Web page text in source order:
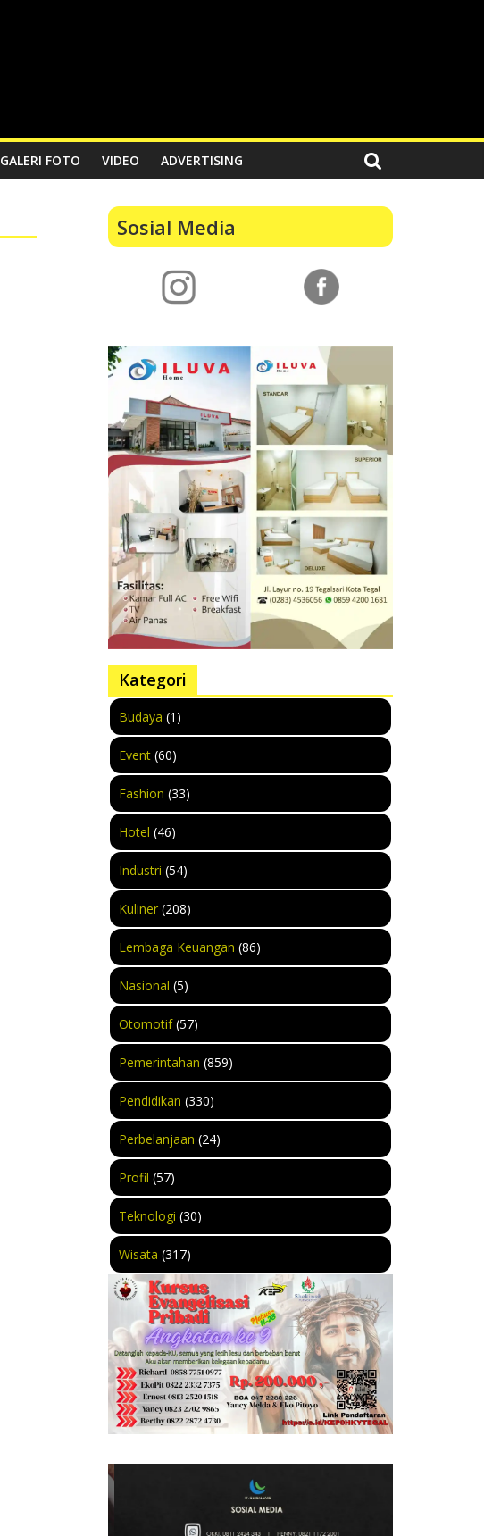
GALERI FOTO VIDEO ADVERTISING
Sosial Media
Kategori
Budaya (1)
Event(60)
Fashion (33)
Hotel (46)
Industri (54)
Kuliner(208)
Lembaga Keuangan (86)
Nasional (5)
Otomotif(57)
Pemerintahan (859)
Pendidikan (330)
Perbelanjaan (24)
Profil (57)
Teknologi (30)
Wisata (317)